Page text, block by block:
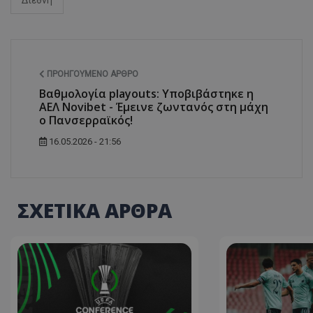
ΠΡΟΗΓΟΎΜΕΝΟ ΆΡΘΡΟ
Βαθμολογία playouts: Υποβιβάστηκε η
ΑΕΛ Novibet - Έμεινε ζωντανός στη μάχη
ο Πανσερραϊκός!
16.05.2026 - 21:56
ΣΧΕΤΙΚΑ ΑΡΘΡΑ